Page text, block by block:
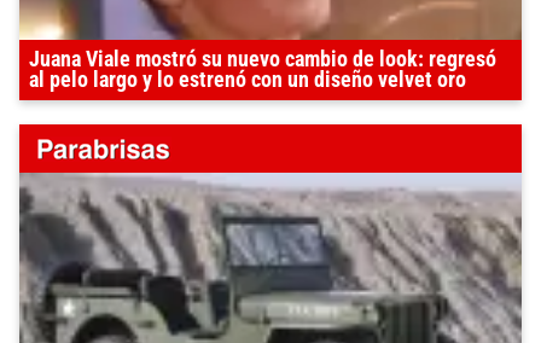
Juana Viale mostró su nuevo cambio de look: regresó
al pelo largo y lo estrenó con un diseño velvet oro